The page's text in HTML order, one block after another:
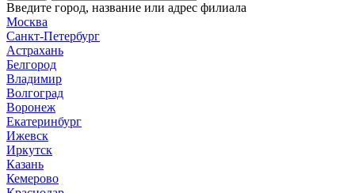
Введите город, название или адрес филиала
Москва
Санкт-Петербург
Астрахань
Белгород
Владимир
Волгоград
Воронеж
Екатеринбург
Ижевск
Иркутск
Казань
Кемерово